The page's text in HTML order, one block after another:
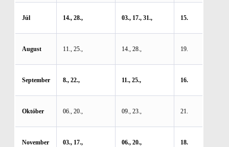
Júl 14., 28., 03., 17., 31., 15.
August 11., 25., 14., 28., 19.
September 8., 22., 11., 25., 16.
Október 06., 20., 09., 23., 21.
November 03., 17., 06., 20., 18.